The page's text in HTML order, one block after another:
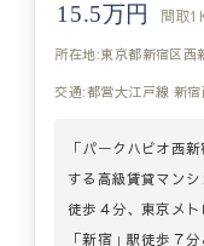
15.5万円 間取
所在地:東京都新宿区西
交通:都営大江戸線 新
「パークハビオ西
する高級賃貸マン
徒歩４分、東京メ
「新宿」駅徒歩７